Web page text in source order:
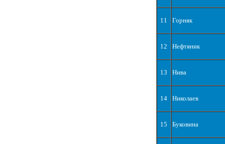
11 Горняк
12 Нефтяник
13 Нива
14 Николаев
15 Буковина